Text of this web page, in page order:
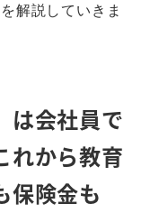
解説していきま
は会社員で
れから教育
保険金も